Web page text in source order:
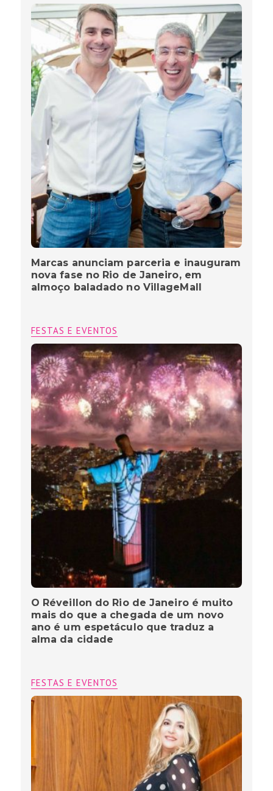
Marcas anunciam parceria e inauguram
nova fase no Rio de Janeiro, em
almoço baladado no VillageMall
FESTAS E EVENTOS
O Réveillon do Rio de Janeiro é muito
mais do que a chegada de um novo
ano é um espetáculo que traduz a
alma da cidade
FESTAS E EVENTOS